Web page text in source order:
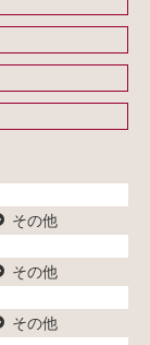
その他
その他
その他